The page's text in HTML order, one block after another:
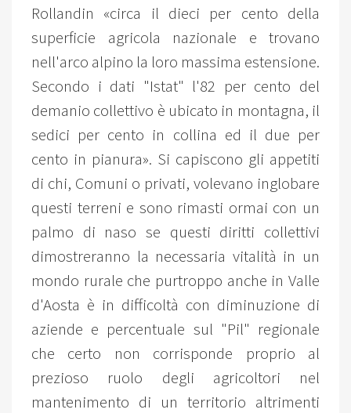
Rollandin «circa il dieci per cento della
superficie agricola nazionale e trovano
nell'arco alpino la loro massima estensione.
Secondo i dati "Istat" l'82 per cento del
demanio collettivo è ubicato in montagna, il
sedici per cento in collina ed il due per
cento in pianura». Si capiscono gli appetiti
di chi, Comuni o privati, volevano inglobare
questi terreni e sono rimasti ormai con un
palmo di naso se questi diritti collettivi
dimostreranno la necessaria vitalità in un
mondo rurale che purtroppo anche in Valle
d'Aosta è in difficoltà con diminuzione di
aziende e percentuale sul "Pil" regionale
che certo non corrisponde proprio al
prezioso ruolo degli agricoltori nel
mantenimento di un territorio altrimenti